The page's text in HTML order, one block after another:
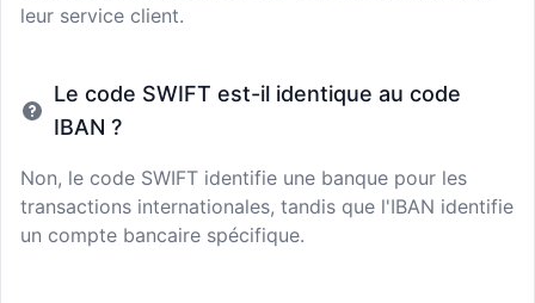
leur service client.
Le code SWIFT est-il identique au code
IBAN ?
Non, le code SWIFT identifie une banque pour les
transactions internationales, tandis que l'IBAN identifie
un compte bancaire spécifique.